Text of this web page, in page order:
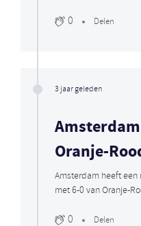
0 Delen
3 jaar geleden
Oranje-
Amsterdam heeft
met 6-0 van Oranje-
0 Delen